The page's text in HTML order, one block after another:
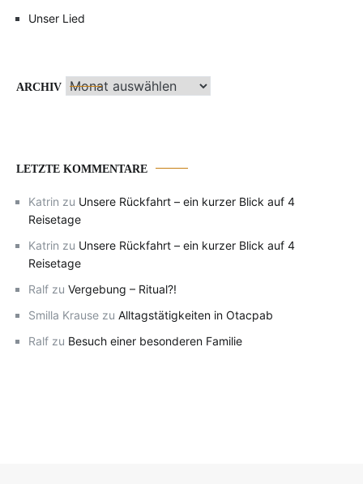
Unser Lied
ARCHIV Archiv
LETZTE KOMMENTARE
Katrin zu Unsere Rückfahrt – ein kurzer Blick auf 4
Reisetage
Katrin zu Unsere Rückfahrt – ein kurzer Blick auf 4
Reisetage
Ralf zu Vergebung – Ritual?!
Smilla Krause zu Alltagstätigkeiten in Otacpab
Ralf zu Besuch einer besonderen Familie